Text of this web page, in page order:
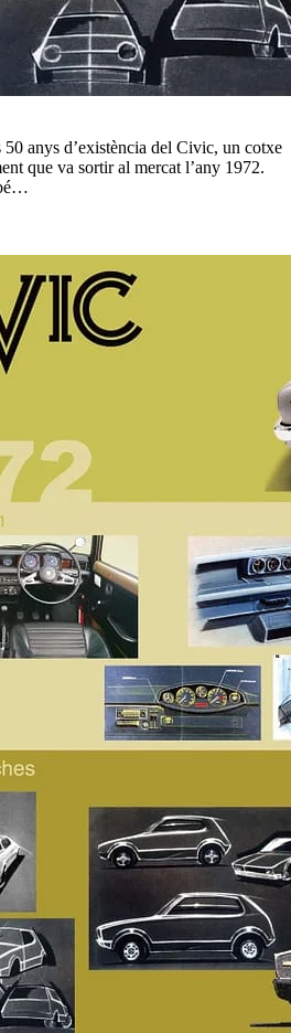
anys d’existència del Civic, un cotxe
que va sortir al mercat l’any 1972.